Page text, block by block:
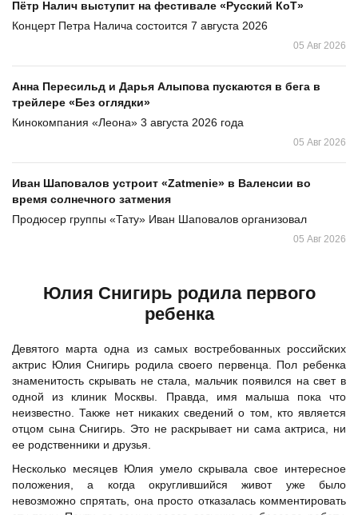
Пётр Налич выступит на фестивале «Русский КоТ»
Концерт Петра Налича состоится 7 августа 2026
05 Авг 2026
Анна Пересильд и Дарья Алыпова пускаются в бега в
трейлере «Без оглядки»
Кинокомпания «Леона» 3 августа 2026 года
05 Авг 2026
Иван Шаповалов устроит «Zatmenie» в Валенсии во
время солнечного затмения
Продюсер группы «Тату» Иван Шаповалов организовал
05 Авг 2026
Юлия Снигирь родила первого
ребенка
Девятого марта одна из самых востребованных российских
актрис Юлия Снигирь родила своего первенца. Пол ребенка
знаменитость скрывать не стала, мальчик появился на свет в
одной из клиник Москвы. Правда, имя малыша пока что
неизвестно. Также нет никаких сведений о том, кто является
отцом сына Снигирь. Это не раскрывает ни сама актриса, ни
ее родственники и друзья.
Несколько месяцев Юлия умело скрывала свое интересное
положения, а когда округлившийся живот уже было
невозможно спрятать, она просто отказалась комментировать